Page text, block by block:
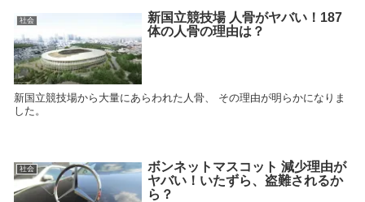
社会
新国立競技場 人骨がヤバい！187
体の人骨の理由は？
新国立競技場から大量にあらわれた人骨、 その理由が明らかになりま
した。
社会
ボンネットマスコット 減少理由が
ヤバい！いたずら、盗難されるか
ら？